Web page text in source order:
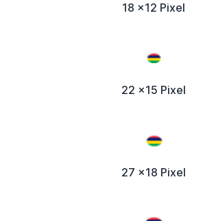
18 x12 Pixel
22 x15 Pixel
27 x18 Pixel